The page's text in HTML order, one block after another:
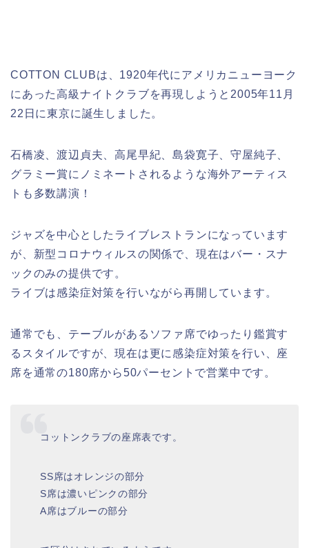
COTTON CLUBは、1920年代にアメリカニューヨーク
にあった高級ナイトクラブを再現しようと2005年11月
22日に東京に誕生しました。
石橋凌、渡辺貞夫、高尾早紀、島袋寛子、守屋純子、
グラミー賞にノミネートされるような海外アーティス
トも多数講演！
ジャズを中心としたライブレストランになっています
が、新型コロナウィルスの関係で、現在はバー・スナ
ックのみの提供です。
ライブは感染症対策を行いながら再開しています。
通常でも、テーブルがあるソファ席でゆったり鑑賞す
るスタイルですが、現在は更に感染症対策を行い、座
席を通常の180席から50パーセントで営業中です。
コットンクラブの座席表です。
SS席はオレンジの部分
S席は濃いピンクの部分
A席はブルーの部分